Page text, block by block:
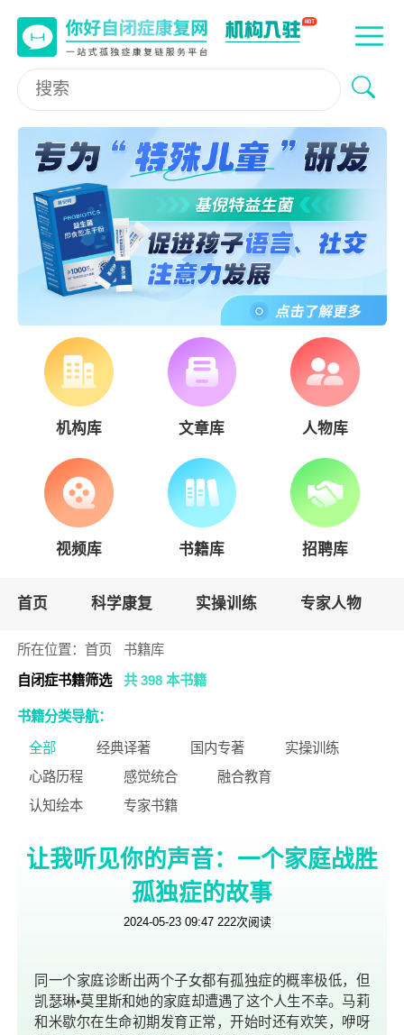
机构库 文章库 人物库
视频库 书籍库 招聘库
首页 科学康复 实操训练 专家人物
所在位置：首页
书籍库
自闭症书籍筛选
共 398 本书籍
书籍分类导航：
全部 经典译著 国内专著
实操训练
心路历程
感觉统合
融合教育
认知绘本
专家书籍
让我听见你的声音：一个家庭战胜
孤独症的故事
2024-05-23 09:47 222次阅读
同一个家庭诊断出两个子女都有孤独症的概率极低，但
凯瑟琳•莫里斯和她的家庭却遭遇了这个人生不幸。马莉
和米歇尔在生命初期发育正常，开始时还有欢笑，咿呀